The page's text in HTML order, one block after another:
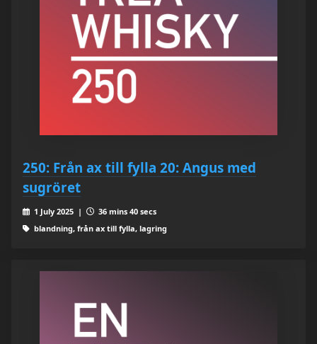
250: Från ax till fylla 20: Angus med
sugröret
1 July 2025 |
36 mins 40 secs
blandning, från ax till fylla, lagring